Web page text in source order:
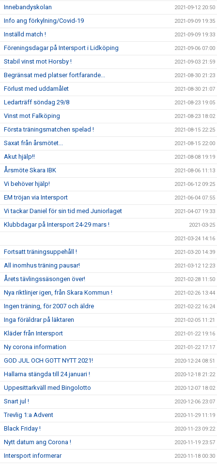
Innebandyskolan 2021-09-12 20:50
Info ang förkylning/Covid-19 2021-09-09 19:35
Inställd match ! 2021-09-09 19:33
Föreningsdagar på Intersport i Lidköping 2021-09-06 07:00
Stabil vinst mot Horsby ! 2021-09-03 21:59
Begränsat med platser fortfarande... 2021-08-30 21:23
Förlust med uddamålet 2021-08-30 21:07
Ledarträff söndag 29/8 2021-08-23 19:05
Vinst mot Falköping 2021-08-23 18:02
Första träningsmatchen spelad ! 2021-08-15 22:25
Saxat från årsmötet... 2021-08-15 22:00
Akut hjälp!! 2021-08-08 19:19
Årsmöte Skara IBK 2021-08-06 11:13
Vi behöver hjälp! 2021-06-12 09:25
EM tröjan via Intersport 2021-06-04 07:55
Vi tackar Daniel för sin tid med Juniorlaget 2021-04-07 19:33
Klubbdagar på Intersport 24-29 mars ! 2021-03-25
2021-03-24 14:16
Fortsatt träningsuppehåll ! 2021-03-20 14:39
All inomhus träning pausar! 2021-03-12 12:23
Årets tävlingssäsongen över! 2021-02-28 11:50
Nya riktlinjer igen, från Skara Kommun ! 2021-02-26 13:44
Ingen träning, för 2007 och äldre 2021-02-22 16:24
Inga föräldrar på läktaren 2021-02-05 11:21
Kläder från Intersport 2021-01-22 19:16
Ny corona information 2021-01-22 17:17
GOD JUL OCH GOTT NYTT 2021! 2020-12-24 08:51
Hallarna stängda till 24 januari ! 2020-12-18 21:22
Uppesittarkväll med Bingolotto 2020-12-07 18:02
Snart jul ! 2020-12-06 23:07
Trevlig 1:a Advent 2020-11-29 11:19
Black Friday ! 2020-11-23 09:22
Nytt datum ang Corona ! 2020-11-19 23:57
Intersport informerar 2020-11-18 00:30